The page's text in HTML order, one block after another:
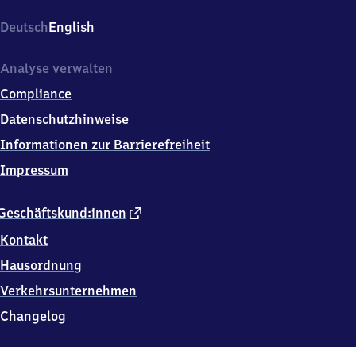
DeutschEnglish
externer
Kontakt
Hausordnung
Verkehrsunternehmen
Changelog
Analyse verwalten
Compliance
Datenschutzhinweise
Informationen zur Barrierefreiheit
Impressum